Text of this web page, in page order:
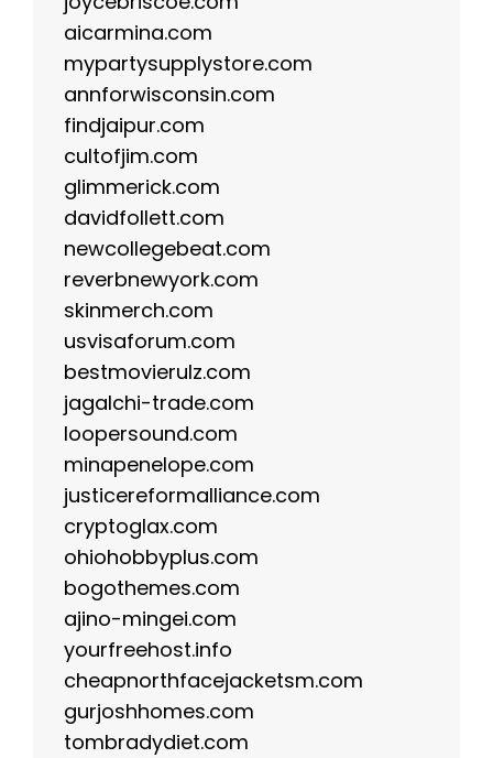
aicarmina.com
mypartysupplystore.com
annforwisconsin.com
findjaipur.com
cultofjim.com
glimmerick.com
davidfollett.com
newcollegebeat.com
reverbnewyork.com
skinmerch.com
usvisaforum.com
bestmovierulz.com
jagalchi-trade.com
loopersound.com
minapenelope.com
justicereformalliance.com
cryptoglax.com
ohiohobbyplus.com
bogothemes.com
ajino-mingei.com
yourfreehost.info
cheapnorthfacejacketsm.com
gurjoshhomes.com
tombradydiet.com